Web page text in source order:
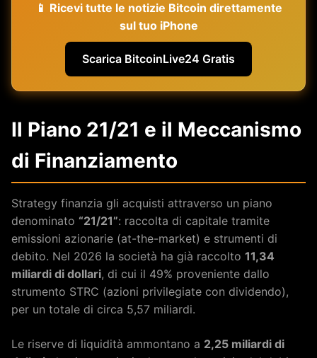
📱 Ricevi tutte le notizie Bitcoin direttamente
sul tuo iPhone
Scarica BitcoinLive24 Gratis
Il Piano 21/21 e il Meccanismo
di Finanziamento
Strategy finanzia gli acquisti attraverso un piano
denominato “21/21”: raccolta di capitale tramite
emissioni azionarie (at-the-market) e strumenti di
debito. Nel 2026 la società ha già raccolto 11,34
miliardi di dollari, di cui il 49% proveniente dallo
strumento STRC (azioni privilegiate con dividendo),
per un totale di circa 5,57 miliardi.
Le riserve di liquidità ammontano a 2,25 miliardi di